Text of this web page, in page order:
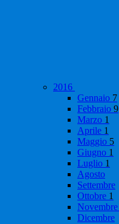
2016
Gennaio 7
Febbraio 9
Marzo 1
Aprile 1
Maggio 5
Giugno 1
Luglio 1
Agosto
Settembre
Ottobre 1
Novembre
Dicembre